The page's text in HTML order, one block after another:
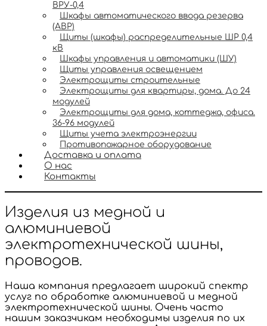
ВРУ-0,4
Шкафы автоматического ввода резерва
(АВР)
Щиты (шкафы) распределительные ШР 0,4
кВ
Шкафы управления и автоматики (ШУ)
Щиты управления освещением
Электрощиты строительные
Электрощиты для квартиры, дома. До 24
модулей
Электрощиты для дома, коттеджа, офиса.
36-96 модулей
Щиты учета электроэнергии
Противопожарное оборудование
Доставка и оплата
О нас
Контакты
Изделия из медной и
алюминиевой
электротехнической шины,
проводов.
Наша компания предлагает широкий спектр
услуг по обработке алюминиевой и медной
электротехнической шины. Очень часто
нашим заказчикам необходимы изделия по их